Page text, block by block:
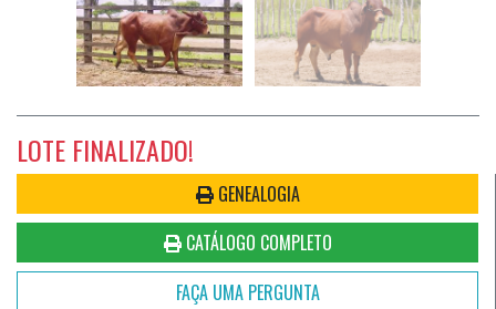
LOTE FINALIZADO!
GENEALOGIA
CATÁLOGO COMPLETO
FAÇA UMA PERGUNTA